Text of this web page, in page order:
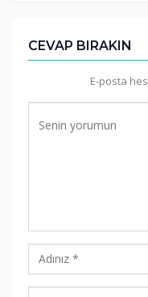
CEVAP BIRAKIN
E-posta